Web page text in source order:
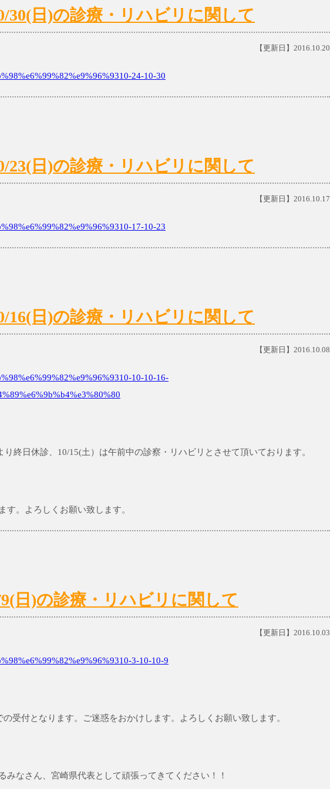
30(日)の診療・リハビリに関して
【更新日】2016.10.20
24-10-30
23(日)の診療・リハビリに関して
【更新日】2016.10.17
17-10-23
16(日)の診療・リハビリに関して
【更新日】2016.10.08
10-10-16-
り終日休診、10/15(土）は午前中の診察・リハビリとさせて頂いております。
す。よろしくお願い致します。
9(日)の診療・リハビリに関して
【更新日】2016.10.03
3-10-10-9
の受付となります。ご迷惑をおかけします。よろしくお願い致します。
みなさん、宮崎県代表として頑張ってきてください！！